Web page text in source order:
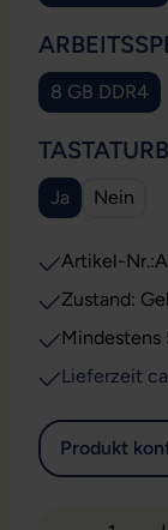
8 GB DDR4
Ja Nein
Artikel-Nr.:
Zustand:
Mindestens
Lieferzeit
Produkt